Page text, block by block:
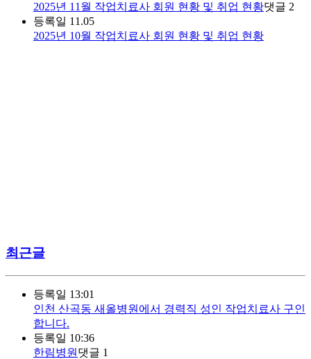
2025년 11월 작업치료사 회원 현황 및 취업 현황댓글 2
등록일 11.05
2025년 10월 작업치료사 회원 현황 및 취업 현황
최근글
등록일 13:01
인천 산곡동 새올병원에서 경력직 성인 작업치료사 구인
합니다.
등록일 10:36
한림병원 댓글 1